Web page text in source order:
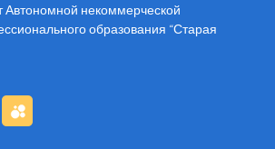
некоммерческой
образования “Старая